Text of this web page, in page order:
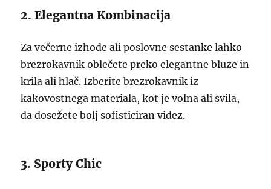
2. Elegantna Kombinacija
Za večerne izhode ali poslovne sestanke lahko
brezrokavnik oblečete preko elegantne bluze in
krila ali hlač. Izberite brezrokavnik iz
kakovostnega materiala, kot je volna ali svila,
da dosežete bolj sofisticiran videz.
3. Sporty Chic